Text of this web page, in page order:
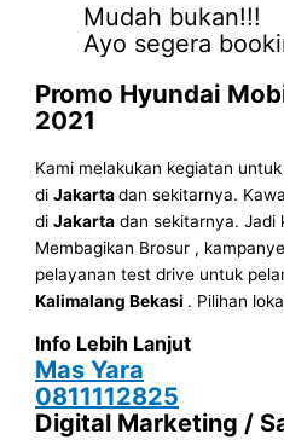
Mudah bukan!!!
Ayo segera
Promo Hyundai
2021
Kami melakukan kegiatan
diJakartadan sekitarnya.
diJakarta dan sekitarnya. Jadi
Membagikan Brosur ,
pelayanan test drive untuk
Kalimalang Bekasi . Pilihan
Info Lebih Lanjut
Mas Yara
0811112825
Digital Marketing /